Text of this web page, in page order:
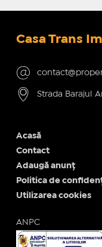
Casa Trans
Strada Barajul
Acasă
Contact
Adaugă anunț
Politica de
Utilizarea cookies
ANPC